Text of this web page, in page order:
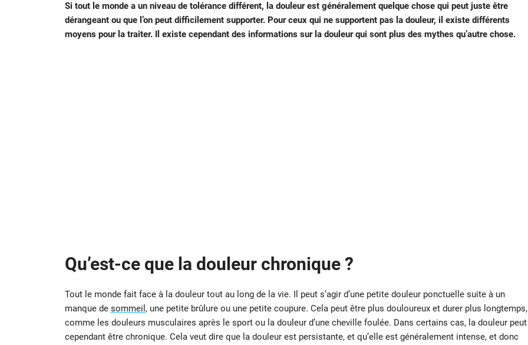
Si tout le monde a un niveau de tolérance différent, la douleur est généralement quelque chose qui peut juste être
dérangeant ou que l’on peut difficilement supporter. Pour ceux qui ne supportent pas la douleur, il existe différents
moyens pour la traiter. Il existe cependant des informations sur la douleur qui sont plus des mythes qu’autre chose.
Qu’est-ce que la douleur chronique ?
Tout le monde fait face à la douleur tout au long de la vie. Il peut s’agir d’une petite douleur ponctuelle suite à un
manque de sommeil , une petite brûlure ou une petite coupure. Cela peut être plus douloureux et durer plus longtemps,
comme les douleurs musculaires après le sport ou la douleur d’une cheville foulée. Dans certains cas, la douleur peut
cependant être chronique. Cela veut dire que la douleur est persistante, et qu’elle est généralement intense, et donc